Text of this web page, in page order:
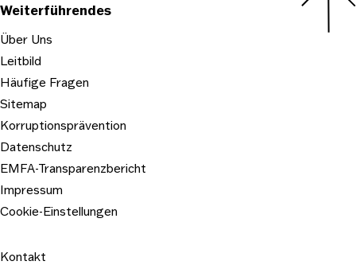
Navigation:
Weiterführendes
Über Uns
Leitbild
Häufige Fragen
Sitemap
Korruptionsprävention
Datenschutz
EMFA-Transparenzbericht
Impressum
Cookie-Einstellungen
Kontakt